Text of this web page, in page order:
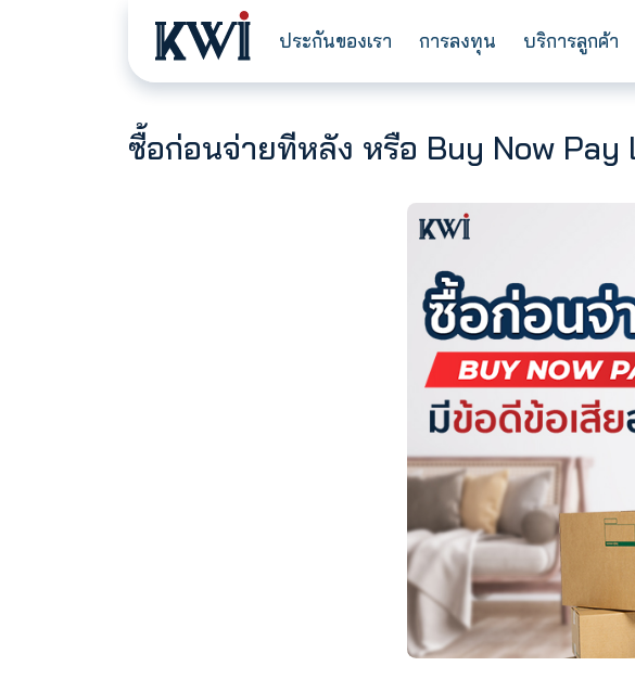
ประกันของเรา การลงทุน
ซื้อก่อนจ่ายทีหลัง หรือ Buy